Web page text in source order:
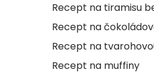
Recept na tiramisu
Recept na
Recept na
Recept na muffiny